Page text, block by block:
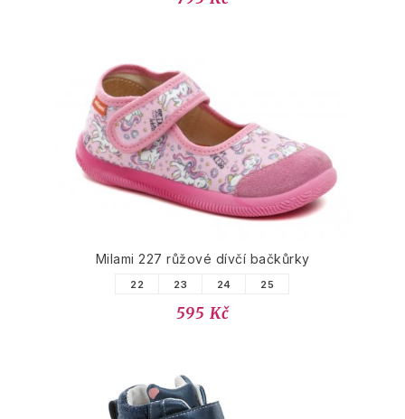
Milami 227 růžové dívčí bačkůrky
22 23 24 25
595 Kč